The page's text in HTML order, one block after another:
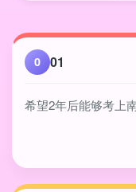
0 01
希望2年后能够考上